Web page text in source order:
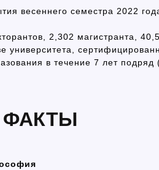
весеннего семестра 2022
2,302 магистранта,
университета,
в течение 7 лет